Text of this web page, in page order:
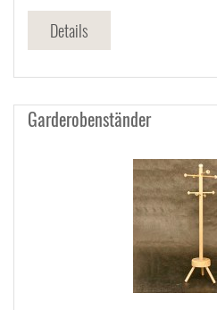
Details
Garderobenständer